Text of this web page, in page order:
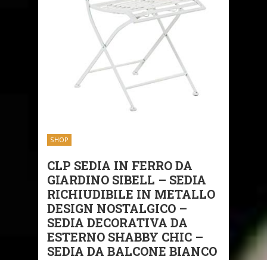
SHOP
CLP SEDIA IN FERRO DA
GIARDINO SIBELL – SEDIA
RICHIUDIBILE IN METALLO
DESIGN NOSTALGICO –
SEDIA DECORATIVA DA
ESTERNO SHABBY CHIC –
SEDIA DA BALCONE BIANCO